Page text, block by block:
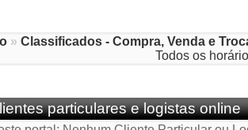
» Classificados - Compra, Venda e
Todos os
particulares e logistas online